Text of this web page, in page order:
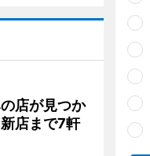
店が見つか
店まで7軒